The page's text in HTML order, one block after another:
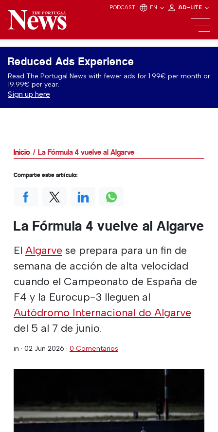
PODCAST EN AD-LITE
Reduced Ads Experience
Read The Portugal News with fewer ads for 1.99€ per month or
19.99€ per year.
Sign up here
Inicio La Fórmula 4 vuelve al Algarve
La Fórmula 4 vuelve al Algarve
El Algarve se prepara para un fin de
semana de acción de alta velocidad
cuando el Campeonato de España de
F4 y la Eurocup-3 lleguen al
Autódromo Internacional do Algarve
del 5 al 7 de junio.
in · 02 Jun 2026 · 0 Comentarios
Comparte este artículo: